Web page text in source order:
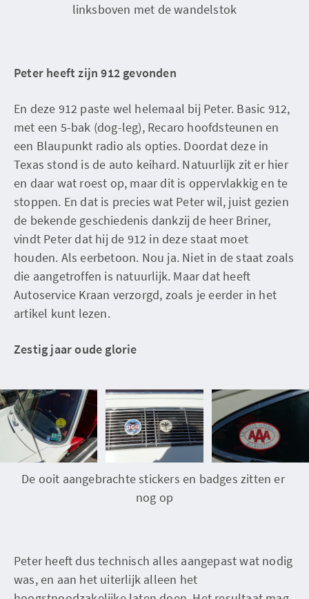
linksboven met de wandelstok
Peter heeft zijn 912 gevonden
En deze 912 paste wel helemaal bij Peter. Basic 912,
met een 5-bak (dog-leg), Recaro hoofdsteunen en
een Blaupunkt radio als opties. Doordat deze in
Texas stond is de auto keihard. Natuurlijk zit er hier
en daar wat roest op, maar dit is oppervlakkig en te
stoppen. En dat is precies wat Peter wil, juist gezien
de bekende geschiedenis dankzij de heer Briner,
vindt Peter dat hij de 912 in deze staat moet
houden. Als eerbetoon. Nou ja. Niet in de staat zoals
die aangetroffen is natuurlijk. Maar dat heeft
Autoservice Kraan verzorgd, zoals je eerder in het
artikel kunt lezen.
Zestig jaar oude glorie
De ooit aangebrachte stickers en badges zitten er
nog op
Peter heeft dus technisch alles aangepast wat nodig
was, en aan het uiterlijk alleen het